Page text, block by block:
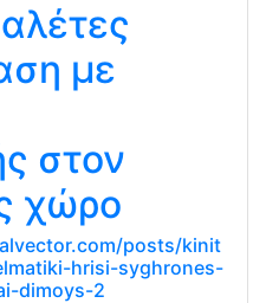
με
στον
χώρο
posts/kinit
hrisi-syghrones-
dimoys-2